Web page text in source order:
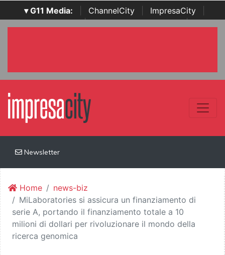
▾ G11 Media: ChannelCity ImpresaCity
SecurityOpenLab | Italian Channel Awards | Italian
Newsletter
Home
news-biz
MiLaboratories si assicura un finanziamento di
serie A, portando il finanziamento totale a 10
milioni di dollari per rivoluzionare il mondo della
ricerca genomica